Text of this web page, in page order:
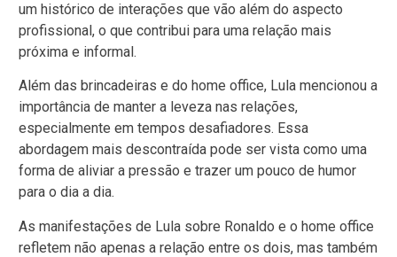
um histórico de interações que vão além do aspecto
profissional, o que contribui para uma relação mais
próxima e informal.
Além das brincadeiras e do home office, Lula mencionou a
importância de manter a leveza nas relações,
especialmente em tempos desafiadores. Essa
abordagem mais descontraída pode ser vista como uma
forma de aliviar a pressão e trazer um pouco de humor
para o dia a dia.
As manifestações de Lula sobre Ronaldo e o home office
refletem não apenas a relação entre os dois, mas também